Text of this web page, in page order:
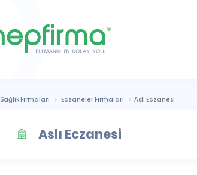
Sağlık Firmaları Eczaneler Firmaları Aslı Eczanesi
Aslı Eczanesi